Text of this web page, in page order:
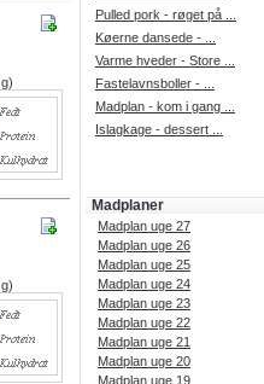
Pulled pork - røget på ...
Køerne dansede - ...
Varme hveder - Store ...
Fastelavnsboller - ...
Madplan - kom i gang ...
Islagkage - dessert ...
Madplaner
Madplan uge 27
Madplan uge 26
Madplan uge 25
Madplan uge 24
Madplan uge 23
Madplan uge 22
Madplan uge 21
Madplan uge 20
Madplan uge 19